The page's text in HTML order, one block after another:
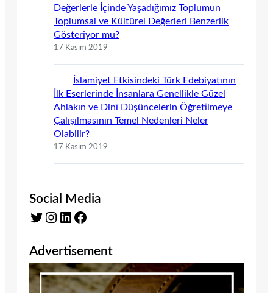
Değerlerle İçinde Yaşadığımız Toplumun
Toplumsal ve Kültürel Değerleri Benzerlik
Gösteriyor mu?
17 Kasım 2019
İslamiyet Etkisindeki Türk Edebiyatının
İlk Eserlerinde İnsanlara Genellikle Güzel
Ahlakın ve Dinî Düşüncelerin Öğretilmeye
Çalışılmasının Temel Nedenleri Neler
Olabilir?
17 Kasım 2019
Social Media
Twitter Instagram LinkedIn Facebook
Advertisement